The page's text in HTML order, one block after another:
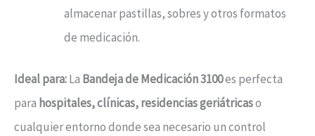
almacenar pastillas, sobres y otros formatos
de medicación.
Ideal para:La Bandeja de Medicación 3100es perfecta
para hospitales, clínicas, residencias geriátricaso
cualquier entorno donde sea necesario un control